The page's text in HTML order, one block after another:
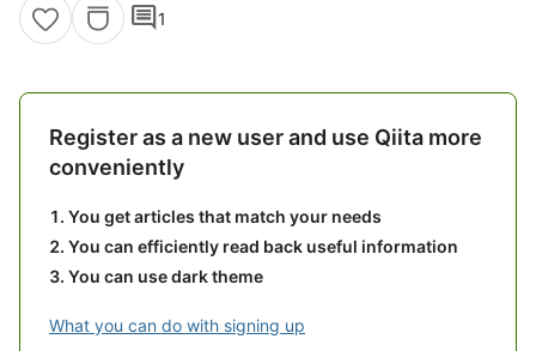
comment1
Register as a new user and use Qiita more
conveniently
You get articles that match your needs
You can efficiently read back useful information
You can use dark theme
What you can do with signing up